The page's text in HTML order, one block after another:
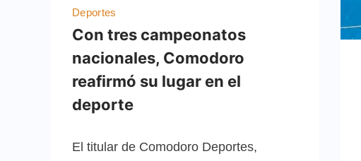
Deportes
Con tres campeonatos
nacionales, Comodoro
reafirmó su lugar en el
deporte
El titular de Comodoro Deportes,